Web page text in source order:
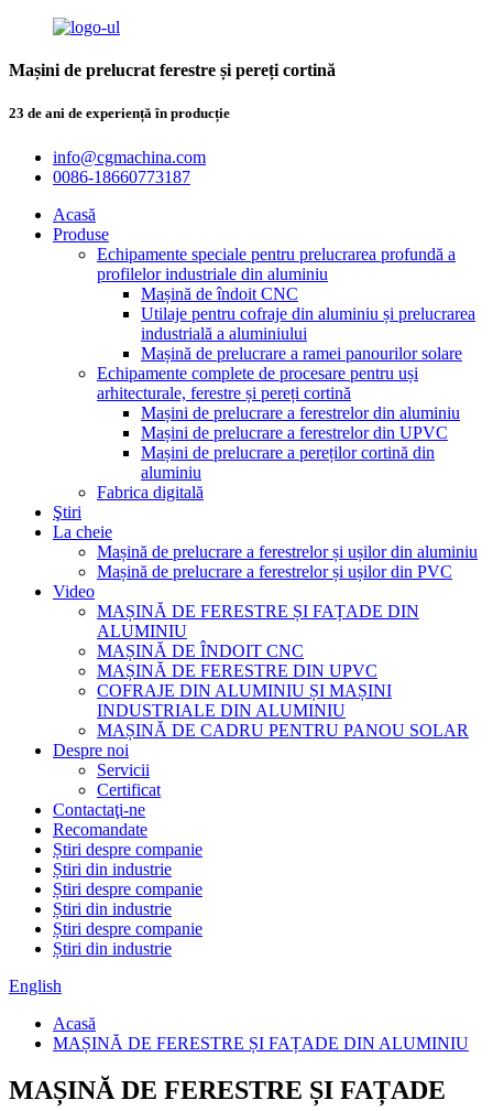
Mașini de prelucrat ferestre și pereți cortină
23 de ani de experiență în producție
info@cgmachina.com
0086-18660773187
Acasă
Produse
Echipamente speciale pentru prelucrarea profundă a
profilelor industriale din aluminiu
Mașină de îndoit CNC
Utilaje pentru cofraje din aluminiu și prelucrarea
industrială a aluminiului
Mașină de prelucrare a ramei panourilor solare
Echipamente complete de procesare pentru uși
arhitecturale, ferestre și pereți cortină
Mașini de prelucrare a ferestrelor din aluminiu
Mașini de prelucrare a ferestrelor din UPVC
Mașini de prelucrare a pereților cortină din
aluminiu
Fabrica digitală
Ştiri
La cheie
Mașină de prelucrare a ferestrelor și ușilor din aluminiu
Mașină de prelucrare a ferestrelor și ușilor din PVC
Video
MAȘINĂ DE FERESTRE ȘI FAȚADE DIN
ALUMINIU
MAȘINĂ DE ÎNDOIT CNC
MAȘINĂ DE FERESTRE DIN UPVC
COFRAJE DIN ALUMINIU ȘI MAȘINI
INDUSTRIALE DIN ALUMINIU
MAȘINĂ DE CADRU PENTRU PANOU SOLAR
Despre noi
Servicii
Certificat
Contactaţi-ne
Recomandate
Știri despre companie
Știri din industrie
Știri despre companie
Știri din industrie
Știri despre companie
Știri din industrie
English
Acasă
MAȘINĂ DE FERESTRE ȘI FAȚADE DIN ALUMINIU
MAȘINĂ DE FERESTRE ȘI FAȚADE